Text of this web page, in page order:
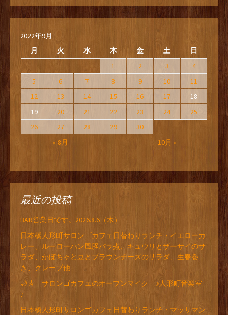
2022年9月
月
火 水 木 金 土 日
« 8月 10月 »
1 2 3
4
5
6 7 8 9 10
11
12
13 14 15 16 17
18
19
20 21 22 23 24
25
26
27 28 29 30
最近の投稿
BAR営業日です。2026.8.6（木）
日本橋人形町サロンゴカフェ日替わりランチ・イエローカ
レー、ルーローハン風豚バラ煮、キュウリとザーサイのサ
ラダ、かぼちゃと豆とブラウンチーズのサラダ、生春巻
き、クレープ他
🌙🎸 サロンゴカフェのオープンマイク ♪人形町音楽室
♪
日本橋人形町サロンゴカフェ日替わりランチ・マッサマン